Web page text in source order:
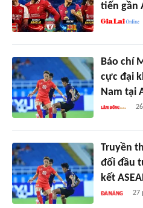
tiến gần
Báo chí
cực đại
Nam tại
Truyền
đối đầu
kết
27